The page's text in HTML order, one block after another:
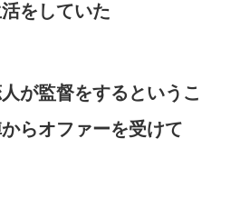
をしていた
が監督をするというこ
らオファーを受けて